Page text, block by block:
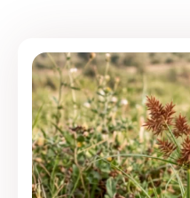
זרעים